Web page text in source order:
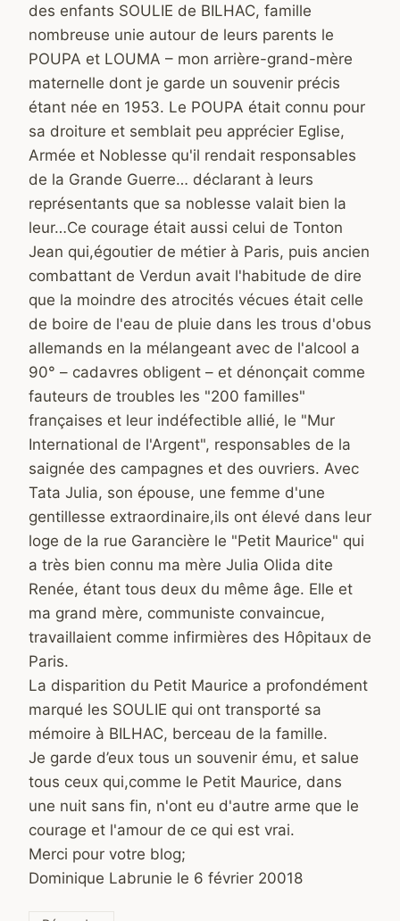
des enfants SOULIE de BILHAC, famille
nombreuse unie autour de leurs parents le
POUPA et LOUMA – mon arrière-grand-mère
maternelle dont je garde un souvenir précis
étant née en 1953. Le POUPA était connu pour
sa droiture et semblait peu apprécier Eglise,
Armée et Noblesse qu'il rendait responsables
de la Grande Guerre… déclarant à leurs
représentants que sa noblesse valait bien la
leur…Ce courage était aussi celui de Tonton
Jean qui,égoutier de métier à Paris, puis ancien
combattant de Verdun avait l'habitude de dire
que la moindre des atrocités vécues était celle
de boire de l'eau de pluie dans les trous d'obus
allemands en la mélangeant avec de l'alcool a
90° – cadavres obligent – et dénonçait comme
fauteurs de troubles les "200 familles"
françaises et leur indéfectible allié, le "Mur
International de l'Argent", responsables de la
saignée des campagnes et des ouvriers. Avec
Tata Julia, son épouse, une femme d'une
gentillesse extraordinaire,ils ont élevé dans leur
loge de la rue Garancière le "Petit Maurice" qui
a très bien connu ma mère Julia Olida dite
Renée, étant tous deux du même âge. Elle et
ma grand mère, communiste convaincue,
travaillaient comme infirmières des Hôpitaux de
Paris.
La disparition du Petit Maurice a profondément
marqué les SOULIE qui ont transporté sa
mémoire à BILHAC, berceau de la famille.
Je garde d’eux tous un souvenir ému, et salue
tous ceux qui,comme le Petit Maurice, dans
une nuit sans fin, n'ont eu d'autre arme que le
courage et l'amour de ce qui est vrai.
Merci pour votre blog;
Dominique Labrunie le 6 février 20018